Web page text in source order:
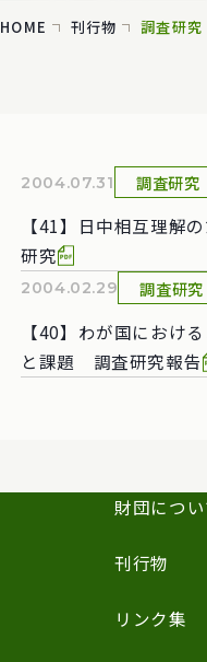
HOME 刊行物 調査研究
2004.07.31 調査研究
【41】日中相互理解
研究
2004.02.29 調査研究
【40】わが国におけ
と課題 調査研究報告
財団につい
刊行物
リンク集